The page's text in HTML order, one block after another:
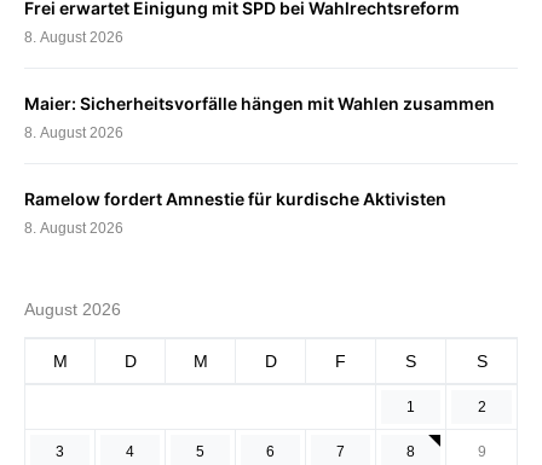
Frei erwartet Einigung mit SPD bei Wahlrechtsreform
8. August 2026
Maier: Sicherheitsvorfälle hängen mit Wahlen zusammen
8. August 2026
Ramelow fordert Amnestie für kurdische Aktivisten
8. August 2026
August 2026
M D M D F S S
1 2
3 4 5 6 7 8 9